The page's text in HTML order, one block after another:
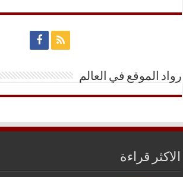
رواد الموقع في العالم
الاكثر قراءة